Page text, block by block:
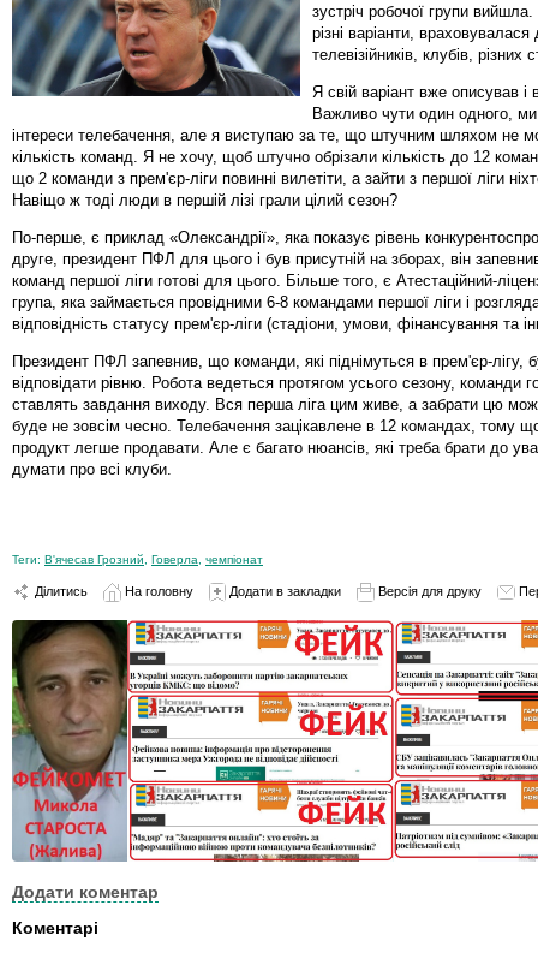
зустріч робочої групи
різні варіанти, враховувалася
телевізійників, клубів, різних
Я свій варіант вже описував і
Важливо чути один одного,
інтереси телебачення, але я виступаю за те, що штучним шляхом не
кількість команд. Я не хочу, щоб штучно обрізали кількість до 12
що 2 команди з прем'єр-ліги повинні вилетіти, а зайти з першої ліги
Навіщо ж тоді люди в першій лізі грали цілий сезон?
По-перше, є приклад «Олександрії», яка показує рівень
друге, президент ПФЛ для цього і був присутній на зборах, він
команд першої ліги готові для цього. Більше того, є Атестаційний-
група, яка займається провідними 6-8 командами першої ліги і
відповідність статусу прем'єр-ліги (стадіони, умови, фінансування та
Президент ПФЛ запевнив, що команди, які піднімуться в прем'єр-лігу,
відповідати рівню. Робота ведеться протягом усього сезону, команди
ставлять завдання виходу. Вся перша ліга цим живе, а забрати цю
буде не зовсім чесно. Телебачення зацікавлене в 12 командах, тому
продукт легше продавати. Але є багато нюансів, які треба брати до
думати про всі клуби.
Теги: В'ячесав Грозний Говерла чемпіонат
Ділитись На головну Додати в закладки Версія для друку
Додати коментар
Коментарі